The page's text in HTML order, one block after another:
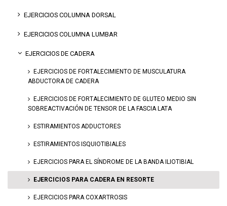
EJERCICIOS COLUMNA DORSAL
EJERCICIOS COLUMNA LUMBAR
EJERCICIOS DE CADERA
EJERCICIOS DE FORTALECIMIENTO DE MUSCULATURA
ABDUCTORA DE CADERA
EJERCICIOS DE FORTALECIMIENTO DE GLUTEO MEDIO SIN
SOBREACTIVACIÓN DE TENSOR DE LA FASCIA LATA
ESTIRAMIENTOS ADDUCTORES
ESTIRAMIENTOS ISQUIOTIBIALES
EJERCICIOS PARA EL SÍNDROME DE LA BANDA ILIOTIBIAL
EJERCICIOS PARA CADERA EN RESORTE
EJERCICIOS PARA COXARTROSIS